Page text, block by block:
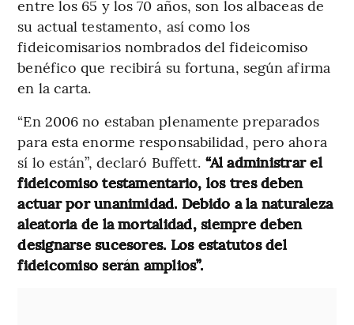
entre los 65 y los 70 años, son los albaceas de
su actual testamento, así como los
fideicomisarios nombrados del fideicomiso
benéfico que recibirá su fortuna, según afirma
en la carta.
“En 2006 no estaban plenamente preparados
para esta enorme responsabilidad, pero ahora
sí lo están”, declaró Buffett. “Al administrar el
fideicomiso testamentario, los tres deben
actuar por unanimidad. Debido a la naturaleza
aleatoria de la mortalidad, siempre deben
designarse sucesores. Los estatutos del
fideicomiso serán amplios”.